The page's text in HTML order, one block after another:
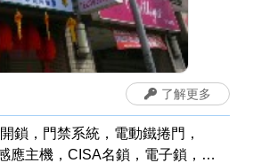
鎖，門禁系統，電動鐵捲門，
應主機，CISA名鎖，電子鎖，以
了解更多